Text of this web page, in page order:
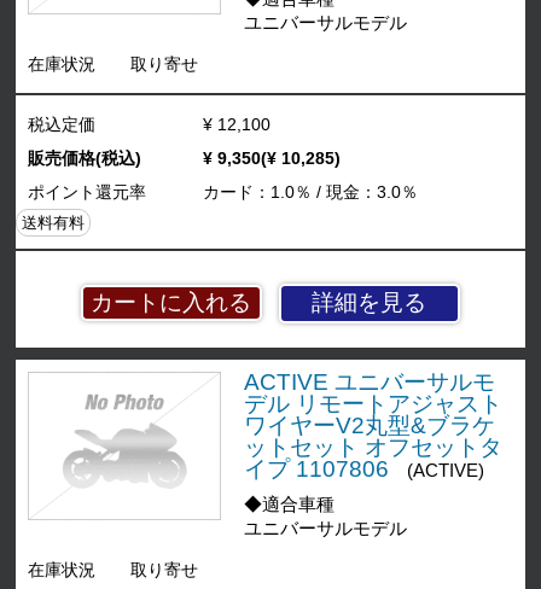
ユニバーサルモデル
在庫状況 取り寄せ
詳細を見る
税込定価
¥ 12,100
販売価格(税込)
¥ 9,350(¥ 10,285)
ポイント還元率
カード：1.0％ / 現金：3.0％
送料有料
ACTIVE ユニバーサルモ
デル リモートアジャスト
ワイヤーV2丸型&ブラケ
ットセット オフセットタ
イプ 1107806
(ACTIVE)
◆適合車種
ユニバーサルモデル
在庫状況 取り寄せ